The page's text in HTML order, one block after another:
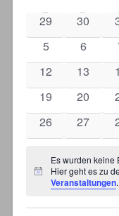
von
0
29
0
30
0
5
0
6
0
12
0
13
0
0
19
0
20
0
26
0
27
Hinweis
Es wurden keine
Hier geht es zu
Veranstaltungen.